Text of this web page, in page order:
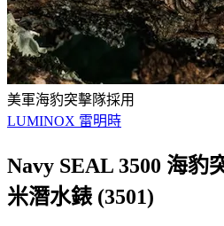
美軍海豹突擊隊採用
LUMINOX 雷明時
Navy SEAL 3500 海豹
米潛水錶 (3501)